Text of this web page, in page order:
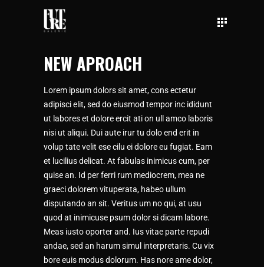
NEW APROACH
Lorem ipsum dolors sit amet, cons ectetur
adipisci elit, sed do eiusmod tempor inc ididunt
ut labores et dolore ercit ati on ull amco laboris
nisi ut aliqui. Dui aute irur tu dolo end erit in
volup tate velit ese cilu ei dolore eu fugiat. Eam
et lucilius delicat. At fabulas inimicus cum, per
quise an. Id per ferri rum mediocrem, mea ne
graeci dolorem vituperata, habeo ullum
disputando an sit. Veritus um no qui, at usu
quod at inimicuse psum dolor si dicam labore.
Meas iusto oporter and. Ius vitae parte repudi
andae, sed an harum simul interpretaris. Cu vix
bore euis modus dolorum. Has nore ame dolor,